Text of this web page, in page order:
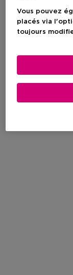
Vous pouvez
placés via
toujours